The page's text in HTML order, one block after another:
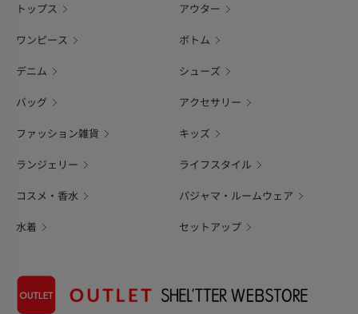
トップス アウター
ワンピース ボトム
デニム シューズ
バッグ アクセサリー
ファッション雑貨 キッズ
ランジェリー ライフスタイル
コスメ・香水 パジャマ・ルームウェア
水着 セットアップ